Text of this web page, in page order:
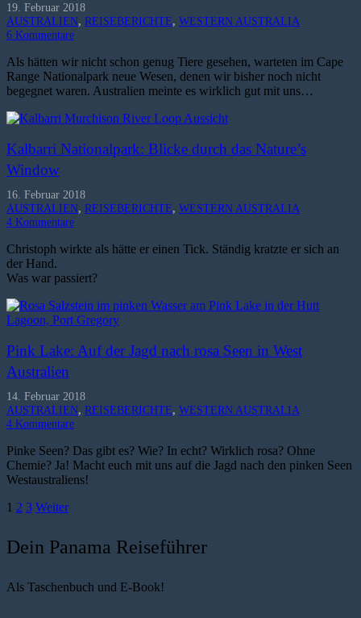
19. Februar 2018
AUSTRALIEN, REISEBERICHTE, WESTERN AUSTRALIA
6 Kommentare
Als hätten wir nicht schon genug Tiere gesehen, warteten im Cape
Range Nationalpark neue Wesen, denen wir bisher noch nicht
begegnet waren. Australien meinte es wirklich gut mit uns…
Kalbarri Nationalpark: Blicke durch das Nature’s
Window
16. Februar 2018
AUSTRALIEN, REISEBERICHTE, WESTERN AUSTRALIA
4 Kommentare
Christoph wirkte als hätte er einen Tick. Ständig kratzte er sich an
der Hand.
Was war passiert?
Pink Lake: Auf der Jagd nach rosa Seen in West
Australien
14. Februar 2018
AUSTRALIEN, REISEBERICHTE, WESTERN AUSTRALIA
4 Kommentare
Pinke Seen? Das gibt es? Wie? In echt? Wirklich rosa? Ohne
Chemie? Ja! Macht euch mit uns auf die Jagd nach den pinken Seen
Westaustraliens!
1 2 3 Weiter
Dein Panama Reiseführer
Als Taschenbuch und E-Book!